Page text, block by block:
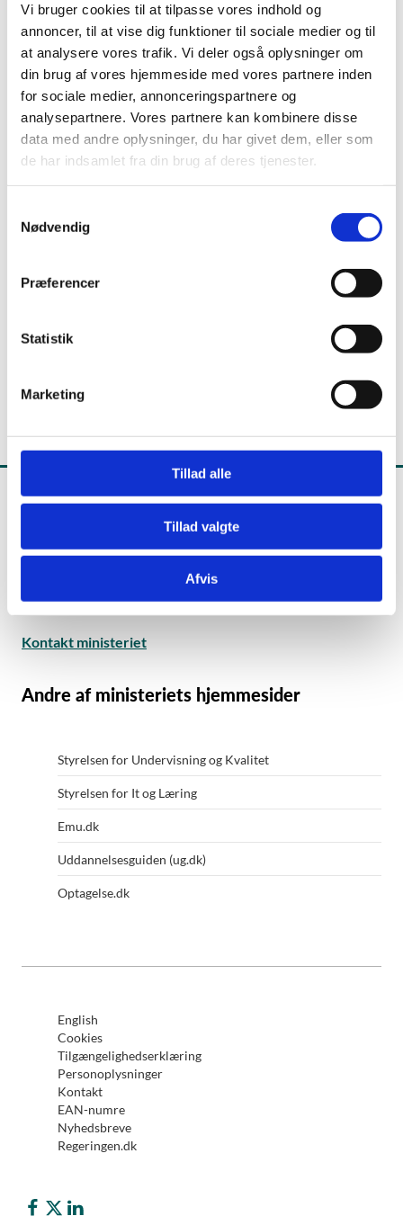
Vi bruger cookies til at tilpasse vores indhold og
annoncer, til at vise dig funktioner til sociale medier og til
at analysere vores trafik. Vi deler også oplysninger om
din brug af vores hjemmeside med vores partnere inden
for sociale medier, annonceringspartnere og
analysepartnere. Vores partnere kan kombinere disse
data med andre oplysninger, du har givet dem, eller som
de har indsamlet fra din brug af deres tjenester.
Nødvendig
Præferencer
Statistik
Marketing
Tillad alle
Tillad valgte
Afvis
tværnationalt samarbejde inden for læring og
uddannelse.
Erhvervsuddannelser i andre lande
Information om de forskellige landes
erhvervsuddannelser.
Undervisning på andre sprog end dansk
Regler om undervisning på andre sprog end dansk på
Undervisningsministeriet
1220 København K
Kontakt ministeriet
Andre af ministeriets hjemmesider
Styrelsen for Undervisning og Kvalitet
Styrelsen for It og Læring
Emu.dk
Uddannelsesguiden (ug.dk)
Optagelse.dk
English
Cookies
Tilgængelighedserklæring
Personoplysninger
Kontakt
EAN-numre
Nyhedsbreve
Regeringen.dk
Børne- og Undervisningsministeriet på Facebook
Børne- og Undervisningsministeriet på Twitter (X)
Børne- og Undervisningsministeriet på LinkedIn